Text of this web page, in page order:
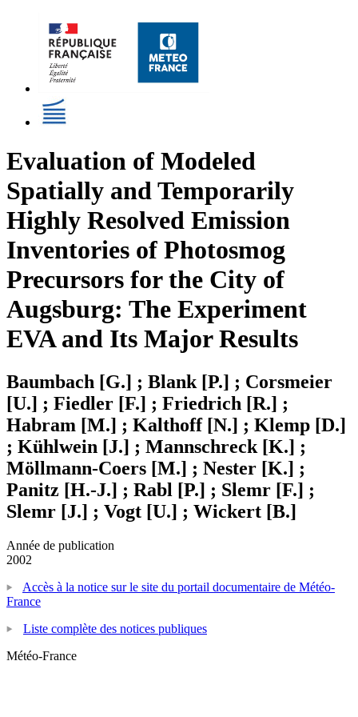
Evaluation of Modeled
Spatially and Temporarily
Highly Resolved Emission
Inventories of Photosmog
Precursors for the City of
Augsburg: The Experiment
EVA and Its Major Results
Baumbach [G.] ; Blank [P.] ; Corsmeier
[U.] ; Fiedler [F.] ; Friedrich [R.] ;
Habram [M.] ; Kalthoff [N.] ; Klemp [D.]
; Kühlwein [J.] ; Mannschreck [K.] ;
Möllmann-Coers [M.] ; Nester [K.] ;
Panitz [H.-J.] ; Rabl [P.] ; Slemr [F.] ;
Slemr [J.] ; Vogt [U.] ; Wickert [B.]
Année de publication
2002
Accès à la notice sur le site du portail documentaire de Météo-
France
Liste complète des notices publiques
Météo-France